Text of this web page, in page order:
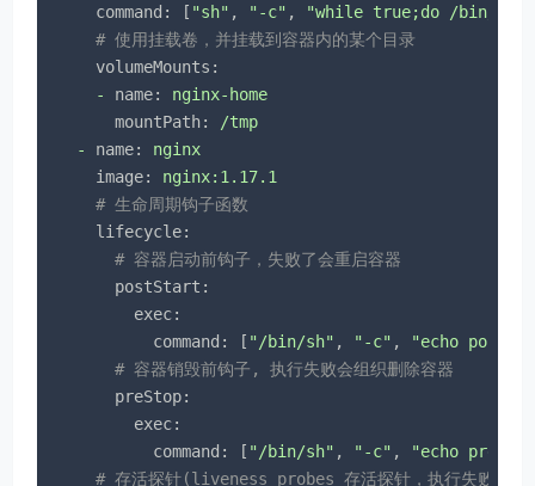
command:
[ "sh" , "-c" ,
"while true;do /bin/
# 使用挂载卷，并挂载到容器内的某个目录
volumeMounts:
-
name:
nginx-home
mountPath:
/tmp
-
name:
nginx
image:
nginx:1.17.1
# 生命周期钩子函数
lifecycle:
# 容器启动前钩子，失败了会重启容器
postStart:
exec:
command:
[ "/bin/sh" , "-c" ,
"echo
# 容器销毁前钩子, 执行失败会组织删除容器
preStop:
exec:
command:
[ "/bin/sh" , "-c" ,
"echo
# 存活探针(liveness probes 存活探针，执行失败会